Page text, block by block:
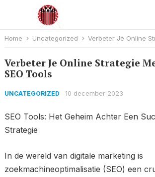
Home Uncategorized Verbeter Je Online
Verbeter Je Online Strategie
SEO Tools
UNCATEGORIZED 10 december 2023
SEO Tools: Het Geheim Achter Een
Strategie
In de wereld van digitale marketing is
zoekmachineoptimalisatie (SEO) een